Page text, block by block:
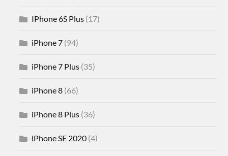
IPhone 6S Plus (17)
iPhone 7 (94)
iPhone 7 Plus (35)
iPhone 8 (66)
iPhone 8 Plus (36)
iPhone SE 2020 (4)